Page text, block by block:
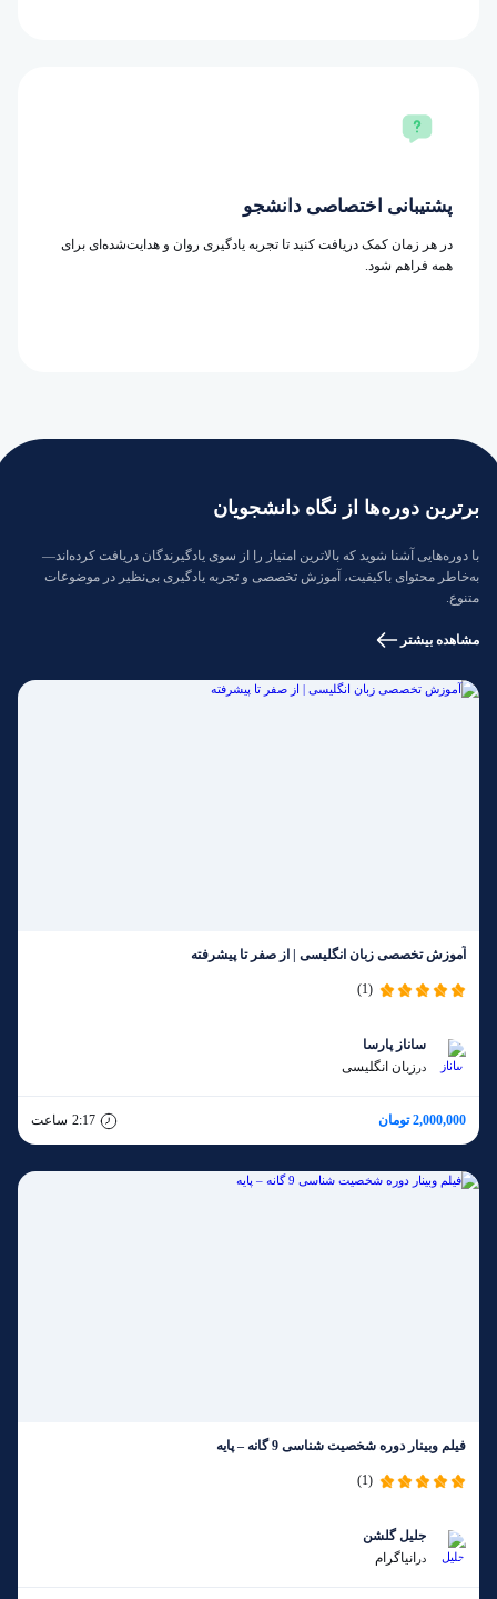
پشتیبانی اختصاصی دانشجو
در هر زمان کمک دریافت کنید تا تجربه یادگیری روان و هدایت‌شده‌ای برای
همه فراهم شود.
برترین دوره‌ها از نگاه دانشجویان
با دوره‌هایی آشنا شوید که بالاترین امتیاز را از سوی یادگیرندگان دریافت کرده‌اند—
به‌خاطر محتوای باکیفیت، آموزش تخصصی و تجربه یادگیری بی‌نظیر در موضوعات
متنوع.
مشاهده بیشتر
آموزش تخصصی زبان انگلیسی | از صفر تا پیشرفته
(1)
ساناز پارسا
در زبان انگلیسی
2,000,000 تومان 2:17 ساعت
فیلم وبینار دوره شخصیت شناسی 9 گانه – پایه
(1)
جلیل گلشن
در انیاگرام